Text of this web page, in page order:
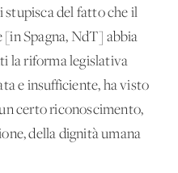
stupisca del fatto che il
Spagna, NdT] abbia
la riforma legislativa
e insufficiente, ha visto
certo riconoscimento,
della dignità umana